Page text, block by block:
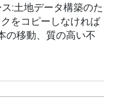
:土地データ構築のた
をコピーしなければ
の移動、質の高い不